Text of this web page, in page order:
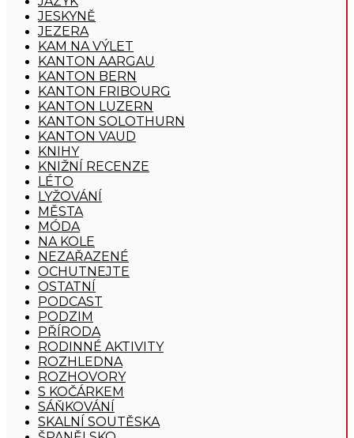
JESKYNĚ
JEZERA
KAM NA VÝLET
KANTON AARGAU
KANTON BERN
KANTON FRIBOURG
KANTON LUZERN
KANTON SOLOTHURN
KANTON VAUD
KNIHY
KNIŽNÍ RECENZE
LÉTO
LYŽOVÁNÍ
MĚSTA
MÓDA
NA KOLE
NEZAŘAZENÉ
OCHUTNEJTE
OSTATNÍ
PODCAST
PODZIM
PŘÍRODA
RODINNÉ AKTIVITY
ROZHLEDNA
ROZHOVORY
S KOČÁRKEM
SÁŇKOVÁNÍ
SKALNÍ SOUTĚSKA